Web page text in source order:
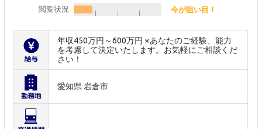
閲覧状況 今が狙い目！
年収450万円～600万円 ※あなたのご経験、能力
を考慮して決定いたします。お気軽にご相談くだ
さい！
愛知県 岩倉市